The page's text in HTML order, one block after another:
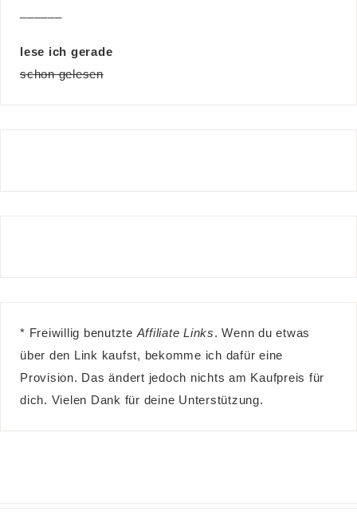
lese ich gerade
schon gelesen
* Freiwillig benutzte Affiliate Links. Wenn du etwas
über den Link kaufst, bekomme ich dafür eine
Provision. Das ändert jedoch nichts am Kaufpreis für
dich. Vielen Dank für deine Unterstützung.